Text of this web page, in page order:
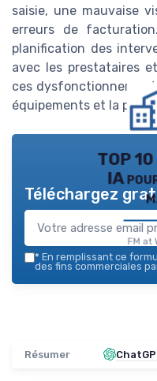
saisie, une mauvaise
erreurs de
planification des
avec les prestataires
ces
équipements et la
TOP
IA
FM at
Téléchargez
* En remplissant ce
des fins commerciales
Résumer